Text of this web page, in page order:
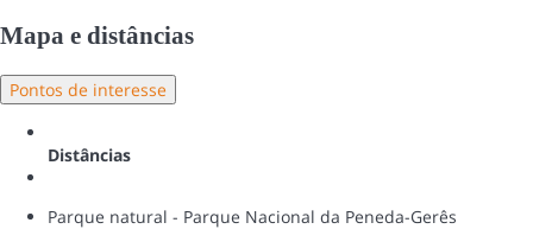
Mapa e distâncias
Pontos de interesse
Distâncias
Parque natural - Parque Nacional da Peneda-Gerês